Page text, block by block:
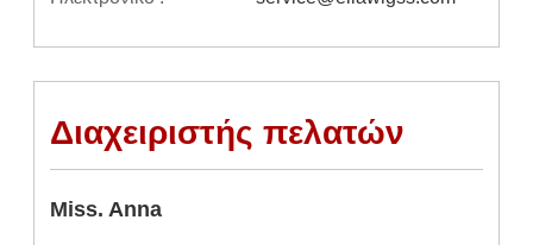
Διαχειριστής πελατών
Miss. Anna